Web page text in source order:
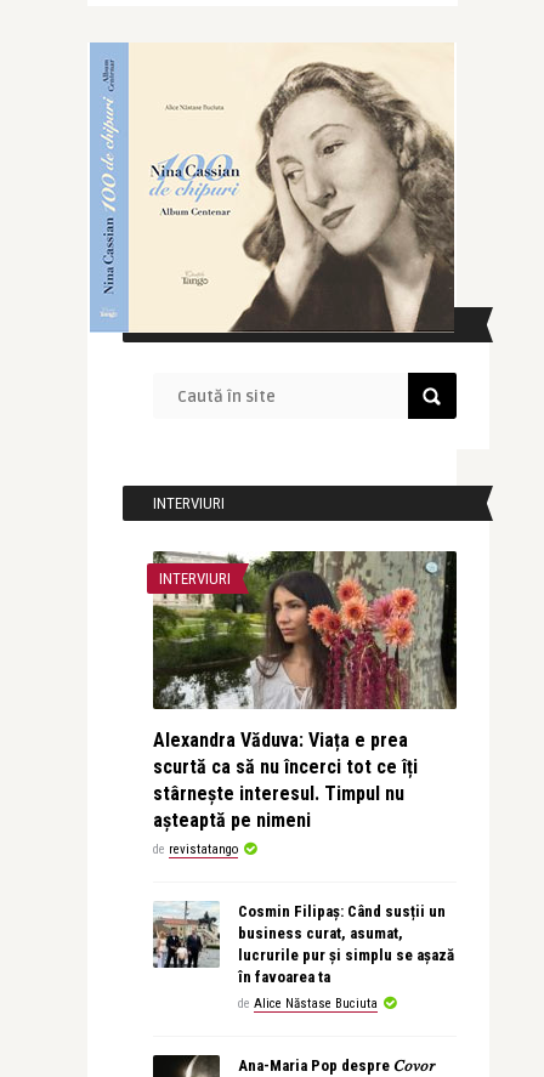
CAUTĂ ÎN SITE
INTERVIURI
INTERVIURI
Alexandra Văduva: Viața e prea
scurtă ca să nu încerci tot ce îți
stârnește interesul. Timpul nu
așteaptă pe nimeni
de revistatango
Cosmin Filipaș: Când susții un
business curat, asumat,
lucrurile pur și simplu se așază
în favoarea ta
de Alice Năstase Buciuta
Ana-Maria Pop despre 𝐶𝑜𝑣𝑜𝑟